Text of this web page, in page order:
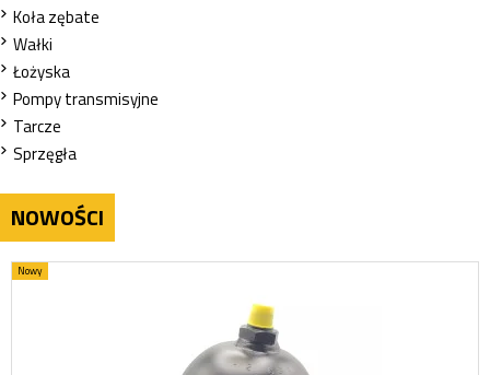
Koła zębate
Wałki
Łożyska
Pompy transmisyjne
Tarcze
Sprzęgła
NOWOŚCI
Nowy